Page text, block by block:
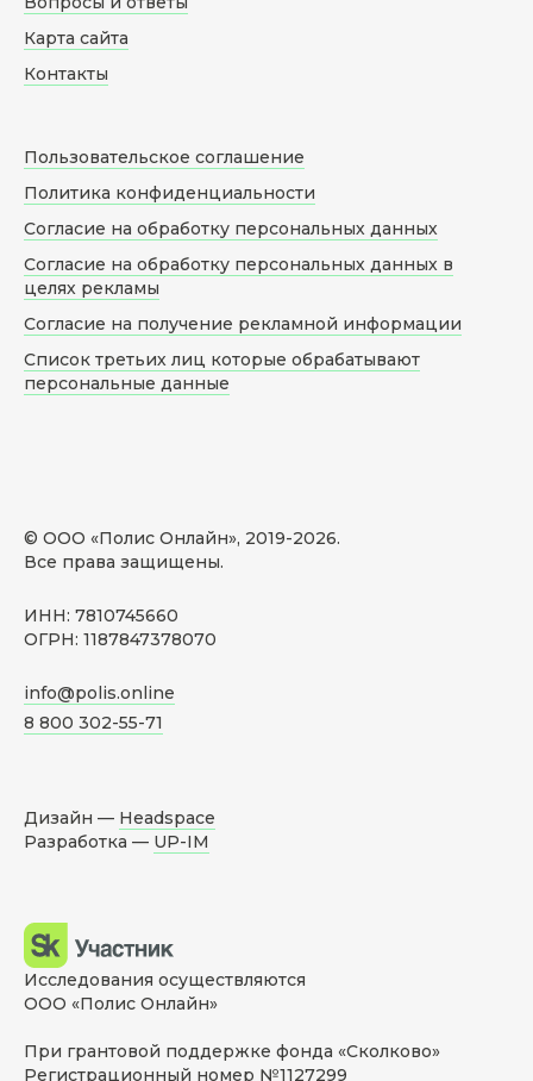
© ООО «Полис Онлайн», 2019-2026.
Все права защищены.
ИНН: 7810745660
ОГРН: 1187847378070
info@polis.online
8 800 302-55-71
Карта сайта
Контакты
Пользовательское соглашение
Политика конфиденциальности
Согласие на обработку персональных данных
Согласие на обработку персональных данных в
целях рекламы
Согласие на получение рекламной информации
Список третьих лиц которые обрабатывают
персональные данные
Дизайн — Headspace
Разработка — UP-IM
Исследования осуществляются
ООО «Полис Онлайн»
При грантовой поддержке фонда «Сколково»
Регистрационный номер №1127299